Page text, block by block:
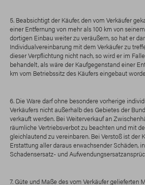
5. Beabsichtigt der Käufer, den vom Verkäufer
einer Entfernung von mehr als 100 km von
dortigen Einbau weiter zu veräußern, so hat er
Individualvereinbarung mit dem Verkäufer zu
dieser Verpflichtung nicht nach, so wird er im
behandelt, als wäre der Kaufgegenstand einer
km vom Betriebssitz des Käufers eingebaut
6. Die Ware darf ohne besondere vorherige
Verkäufers nicht außerhalb des Gebietes der
verkauft werden. Bei Weiterverkauf an
räumliche Vertriebsverbot zu beachten und mit
gleichlautend zu vereinbaren. Bei Verstoß ist der
Erstattung aller daraus erwachsender Schäden,
Schadensersatz- und
7. Güte und Maße des vom Verkäufer gelieferten